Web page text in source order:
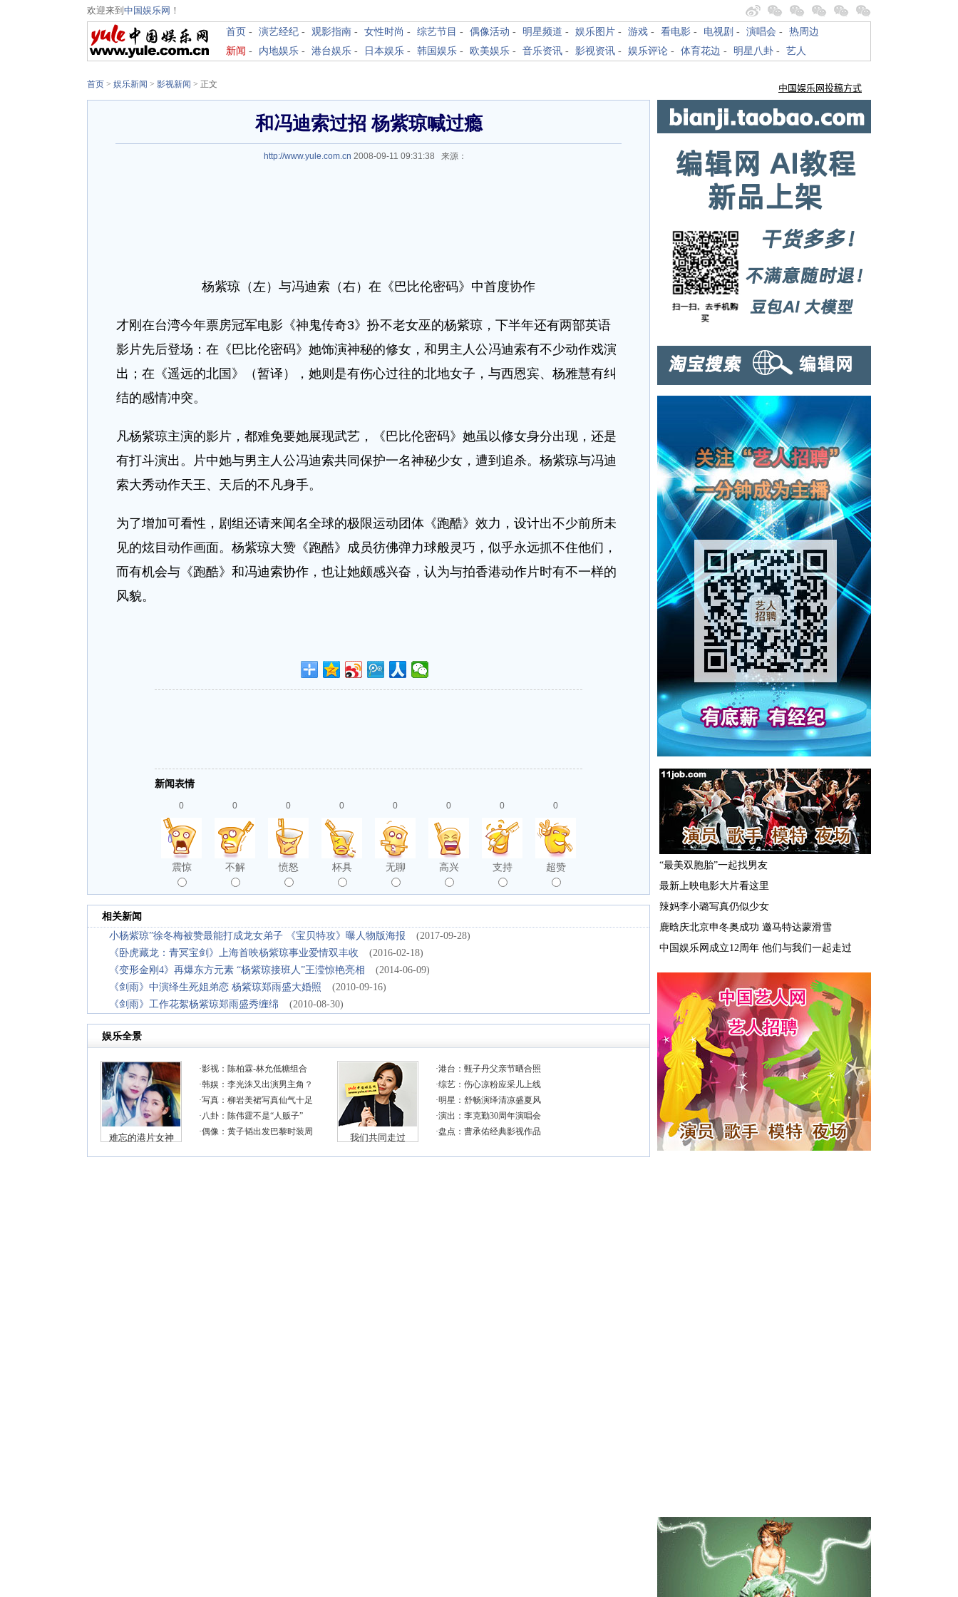
欢迎来到 中国娱乐网 ！
首页 - 演艺经纪 - 观影指南 - 女性时尚 - 综艺节目 - 偶像活动 - 明星频道 - 娱乐图片 - 游戏 - 看电影 - 电视剧 - 演唱会 - 热周边
新闻 - 内地娱乐 - 港台娱乐 - 日本娱乐 - 韩国娱乐 - 欧美娱乐 - 音乐资讯 - 影视资讯 - 娱乐评论 - 体育花边 - 明星八卦 - 艺人
首页 > 娱乐新闻 > 影视新闻 > 正文
和冯迪索过招 杨紫琼喊过瘾
http://www.yule.com.cn 2008-09-11 09:31:38 来源：
杨紫琼（左）与冯迪索（右）在《巴比伦密码》中首度协作
才刚在台湾今年票房冠军电影《神鬼传奇3》扮不老女巫的杨紫琼，下半年还有两部英语
影片先后登场：在《巴比伦密码》她饰演神秘的修女，和男主人公冯迪索有不少动作戏演
出；在《遥远的北国》（暂译），她则是有伤心过往的北地女子，与西恩宾、杨雅慧有纠
结的感情冲突。
凡杨紫琼主演的影片，都难免要她展现武艺，《巴比伦密码》她虽以修女身分出现，还是
有打斗演出。片中她与男主人公冯迪索共同保护一名神秘少女，遭到追杀。杨紫琼与冯迪
索大秀动作天王、天后的不凡身手。
为了增加可看性，剧组还请来闻名全球的极限运动团体《跑酷》效力，设计出不少前所未
见的炫目动作画面。杨紫琼大赞《跑酷》成员彷佛弹力球般灵巧，似乎永远抓不住他们，
而有机会与《跑酷》和冯迪索协作，也让她颇感兴奋，认为与拍香港动作片时有不一样的
风貌。
新闻表情
0
震惊
0
不解
0
愤怒
0
杯具
0
无聊
0
高兴
0
支持
0
超赞
相关新闻
小杨紫琼”徐冬梅被赞最能打成龙女弟子 《宝贝特攻》曝人物版海报
(2017-09-28)
《卧虎藏龙：青冥宝剑》上海首映杨紫琼事业爱情双丰收
(2016-02-18)
《变形金刚4》再爆东方元素 “杨紫琼接班人”王滢惊艳亮相
(2014-06-09)
《剑雨》中演绎生死姐弟恋 杨紫琼郑雨盛大婚照
(2010-09-16)
《剑雨》工作花絮杨紫琼郑雨盛秀缠绵
(2010-08-30)